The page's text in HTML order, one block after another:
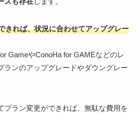
きれば、状況に合わせてアップグレー
GameやConoHa for GAMEなどのレ
ランのアップグレードやダウングレー
プラン変更ができれば、無駄な費用を